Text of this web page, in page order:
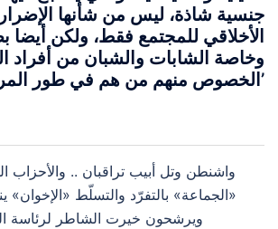
جنسية شاذة، ليس من شأنها
الأخلاقي للمجتمع فقط، ولكن
وخاصة الشابات والشبان من أفراد
الخصوص منهم من هم في طور المراهقة’
واشنطن وتل أبيب تراقبان .. والأحزاب
«الجماعة» بالتفرّد والتسلّط «الإخوان»
ويرشحون خيرت الشاطر لرئاسة